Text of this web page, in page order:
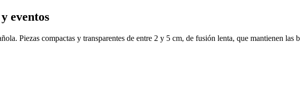
eventos
Piezas compactas y transparentes de entre 2 y 5 cm, de fusión lenta, que mantienen las